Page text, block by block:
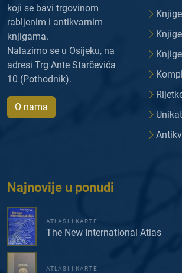
koji se bavi trgovinom
rabljenim i antikvarnim
knjigama.
Nalazimo se u Osijeku, na
adresi Trg Ante Starčevića
10 (Pothodnik).
O nama
Najnovije u ponudi
ATLASI I KARTE
The New International Atlas
ATLASI I KARTE